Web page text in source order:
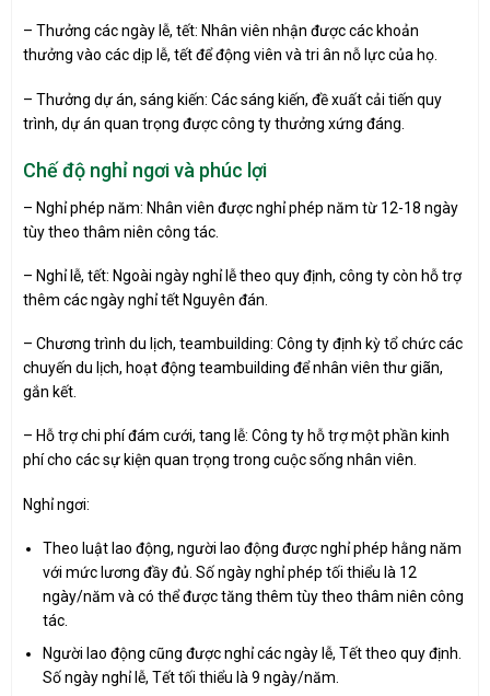
– Thưởng các ngày lễ, tết: Nhân viên nhận được các khoản
thưởng vào các dịp lễ, tết để động viên và tri ân nỗ lực của họ.
– Thưởng dự án, sáng kiến: Các sáng kiến, đề xuất cải tiến quy
trình, dự án quan trọng được công ty thưởng xứng đáng.
Chế độ nghỉ ngơi và phúc lợi
– Nghỉ phép năm: Nhân viên được nghỉ phép năm từ 12-18 ngày
tùy theo thâm niên công tác.
– Nghỉ lễ, tết: Ngoài ngày nghỉ lễ theo quy định, công ty còn hỗ trợ
thêm các ngày nghỉ tết Nguyên đán.
– Chương trình du lịch, teambuilding: Công ty định kỳ tổ chức các
chuyến du lịch, hoạt động teambuilding để nhân viên thư giãn,
gắn kết.
– Hỗ trợ chi phí đám cưới, tang lễ: Công ty hỗ trợ một phần kinh
phí cho các sự kiện quan trọng trong cuộc sống nhân viên.
Nghỉ ngơi:
Theo luật lao động, người lao động được nghỉ phép hằng năm
với mức lương đầy đủ. Số ngày nghỉ phép tối thiểu là 12
ngày/năm và có thể được tăng thêm tùy theo thâm niên công
tác.
Người lao động cũng được nghỉ các ngày lễ, Tết theo quy định.
Số ngày nghỉ lễ, Tết tối thiểu là 9 ngày/năm.